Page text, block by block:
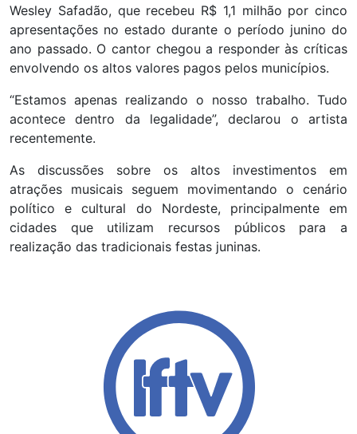
Wesley Safadão, que recebeu R$ 1,1 milhão por cinco
apresentações no estado durante o período junino do
ano passado. O cantor chegou a responder às críticas
envolvendo os altos valores pagos pelos municípios.
“Estamos apenas realizando o nosso trabalho. Tudo
acontece dentro da legalidade”, declarou o artista
recentemente.
As discussões sobre os altos investimentos em
atrações musicais seguem movimentando o cenário
político e cultural do Nordeste, principalmente em
cidades que utilizam recursos públicos para a
realização das tradicionais festas juninas.